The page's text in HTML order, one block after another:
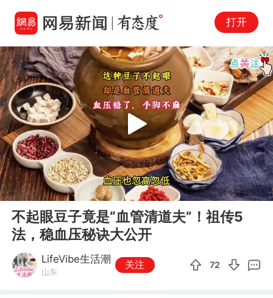
打开
00:00 06:04
Play
不起眼豆子竟是“血管清道夫”！祖传5
法，稳血压秘诀大公开
LifeVibe生活潮
山东
关注 72